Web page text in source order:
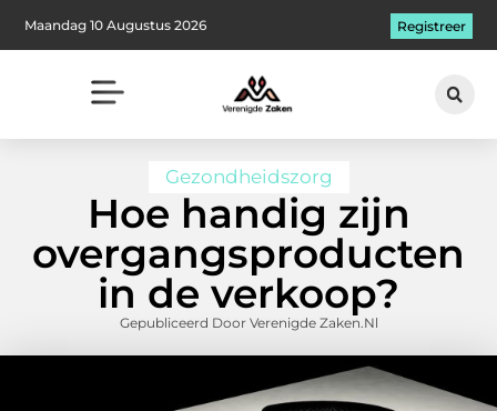
Maandag 10 Augustus 2026 Registreer
Gezondheidszorg
Hoe handig zijn
overgangsproducten
in de verkoop?
Gepubliceerd Door Verenigde Zaken.nl